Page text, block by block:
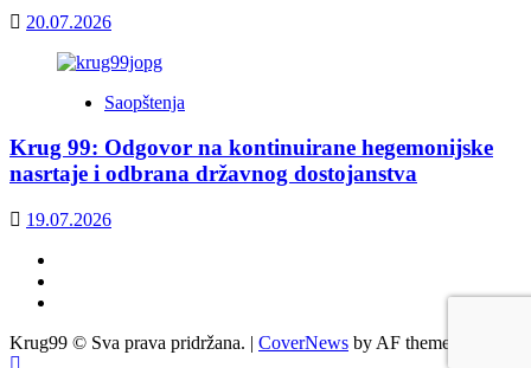
20.07.2026
Saopštenja
Krug 99: Odgovor na kontinuirane hegemonijske
nasrtaje i odbrana državnog dostojanstva
19.07.2026
Krug99 © Sva prava pridržana. | CoverNews by AF themes.